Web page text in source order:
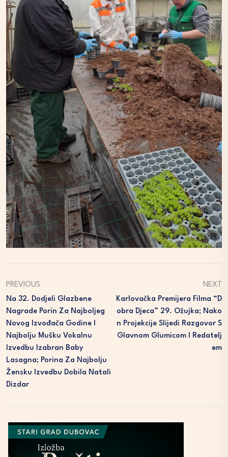
PREVIOUS
Na 32. Dodjeli Glazbene
Nagrade Porin Za Najboljeg
Novog Izvođača Godine I
Najbolju Mušku Vokalnu
Izvedbu Izabran Baby
Lasagna; Porina Za Najbolju
Žensku Izvedbu Dobila Natali
Dizdar
NEXT
Karlovačka Premijera Filma “D
Obra Djeca” 29. Ožujka; Nako
N Projekcije Slijedi Razgovor S
Glavnom Glumicom I Redatelj
Em